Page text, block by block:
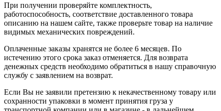
При получении проверяйте комплектность,
работоспособность, соответствие доставленного товара
описанию на нашем сайте, также проверьте товар на наличие
видимых механических повреждений.
Оплаченные заказы хранятся не более 6 месяцев. По
истечению этого срока заказ отменяется. Для возврата
денежных средств необходимо обратиться в нашу справочную
службу с заявлением на возврат.
Если Вы не заявили претензию к некачественному товару или
сохранности упаковки в момент принятия груза у